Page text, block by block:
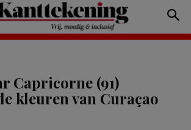
Capricorne (91)
kleuren van Curaçao